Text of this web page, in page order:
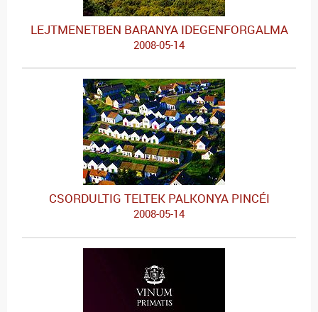
LEJTMENETBEN BARANYA IDEGENFORGALMA
2008-05-14
CSORDULTIG TELTEK PALKONYA PINCÉI
2008-05-14